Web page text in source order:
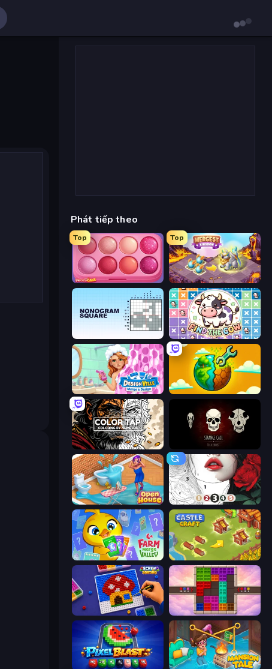
Phát tiếp theo
Top
Piece of Cake: Merge and Bake
Top
Mergest Kingdom
Find The Cow
Designville: Merge & Design Land Explorers: Merge & Build
Color Tap: Coloring by Numbers
Open House Numicolor
Farm Merge Valley Castle Craft
Screw Sorting Color Cube Puzzle